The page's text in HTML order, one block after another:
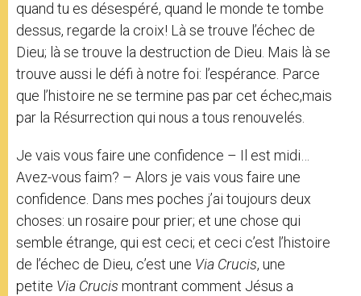
quand tu es désespéré, quand le monde te tombe
dessus, regarde la croix! Là se trouve l’échec de
Dieu; là se trouve la destruction de Dieu. Mais là se
trouve aussi le défi à notre foi: l’espérance. Parce
que l’histoire ne se termine pas par cet échec,mais
par la Résurrection qui nous a tous renouvelés.
Je vais vous faire une confidence – Il est midi…
Avez-vous faim? – Alors je vais vous faire une
confidence. Dans mes poches j’ai toujours deux
choses: un rosaire pour prier; et une chose qui
semble étrange, qui est ceci; et ceci c’est l’histoire
de l’échec de Dieu, c’est une Via Crucis, une
petite Via Crucis montrant comment Jésus a